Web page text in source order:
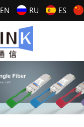
EN RU ES